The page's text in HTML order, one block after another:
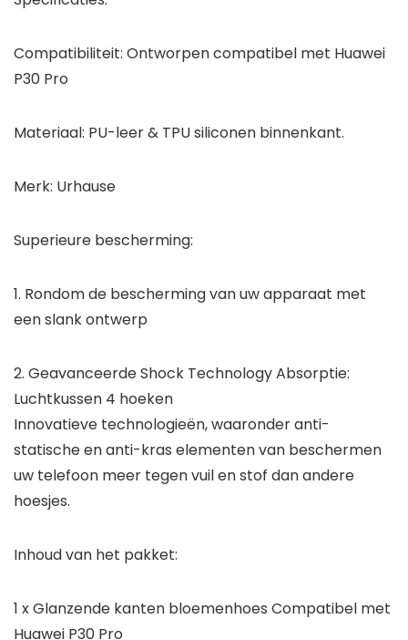
Compatibiliteit: Ontworpen compatibel met Huawei
P30 Pro
Materiaal: PU-leer & TPU siliconen binnenkant.
Merk: Urhause
Superieure bescherming:
1. Rondom de bescherming van uw apparaat met
een slank ontwerp
2. Geavanceerde Shock Technology Absorptie:
Luchtkussen 4 hoeken
Innovatieve technologieën, waaronder anti-
statische en anti-kras elementen van beschermen
uw telefoon meer tegen vuil en stof dan andere
hoesjes.
Inhoud van het pakket:
1 x Glanzende kanten bloemenhoes Compatibel met
Huawei P30 Pro